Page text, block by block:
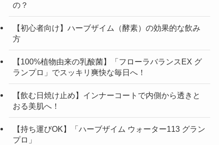
の？
【初心者向け】ハーブザイム（酵素）の効果的な飲み
方
【100%植物由来の乳酸菌】「フローラバランスEX グ
ランプロ」でスッキリ爽快な毎日へ！
【飲む日焼け止め】インナーコートで内側から透きと
おる美肌へ！
【持ち運びOK】「ハーブザイム ウォーター113 グラン
プロ」